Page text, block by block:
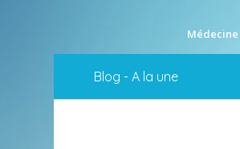
Blog - A la une